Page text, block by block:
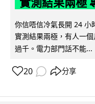
你信唔信冷氣長開 24 小
實測結果兩極，有人一
過千。電力部門話不能...
20 分享